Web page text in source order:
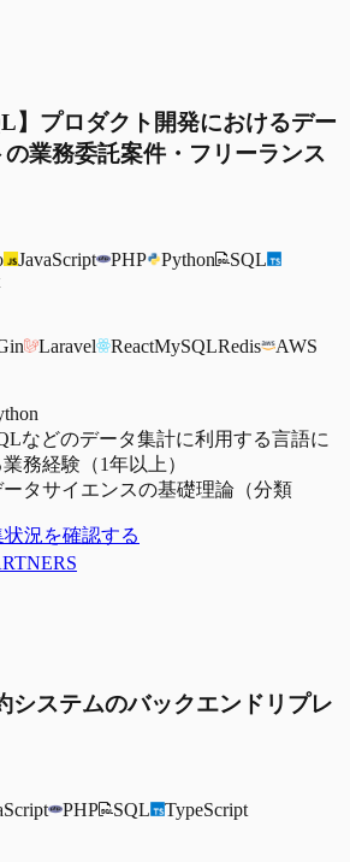
】プロダクト開発におけるデー
の業務委託案件・フリーランス
JavaScript PHP Python
SQL
Laravel ReactMySQLRedis AWS
などのデータ集計に利用する言語に
務経験（1年以上）
ータサイエンスの基礎理論（分類
状況を確認する
システムのバックエンドリプレ
PHP SQL TypeScript